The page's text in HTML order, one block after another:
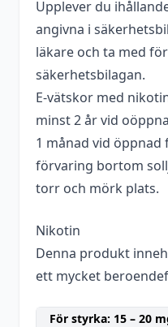
Upplever du
angivna i
läkare och ta med
säkerhetsbilagan.
E-vätskor med
minst 2 år vid
1 månad vid öppnad
förvaring bortom
torr och mörk plats.
Nikotin
Denna produkt
ett mycket
För styrka: 15 – 20